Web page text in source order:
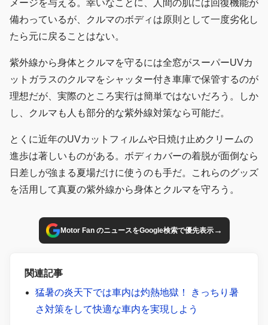
メージを与える。幸いなことに、人間の肌には回復機能が
備わっているが、クルマのボディは原則として一度劣化し
たら元に戻ることはない。
紫外線から身体とクルマを守るには全窓がスーパーUVカ
ットガラスのクルマをシャッター付き車庫で保管するのが
理想だが、実際のところ実行は簡単ではないだろう。しか
し、クルマも人も部分的な紫外線対策なら可能だ。
とくに近年のUVカットフィルムや日焼け止めクリームの
進歩は著しいものがある。ボディカバーの着脱が面倒なら
日差しが強まる夏場だけに使うのも手だ。これらのグッズ
を活用して真夏の紫外線から身体とクルマを守ろう。
Motor Fan のニュースをGoogle検索で優先表示→
関連記事
猛暑の炎天下では車内は灼熱地獄！ きっちり暑
さ対策をして快適な車内を実現しよう